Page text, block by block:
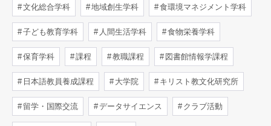
文化総合学科 地域創生学科 食環境マネジメント学科
子ども教育学科 人間生活学科 食物栄養学科
保育学科 課程 教職課程 図書館情報学課程
日本語教員養成課程 大学院 キリスト教文化研究所
留学・国際交流 データサイエンス クラブ活動